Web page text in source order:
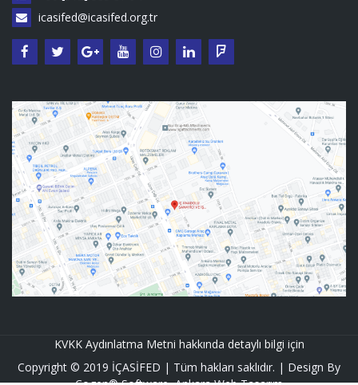
icasifed@icasifed.org.tr
KVKK Aydınlatma Metni hakkında detaylı bilgi için
Copyright © 2019 İÇASİFED | Tüm hakları saklıdır. | Design By